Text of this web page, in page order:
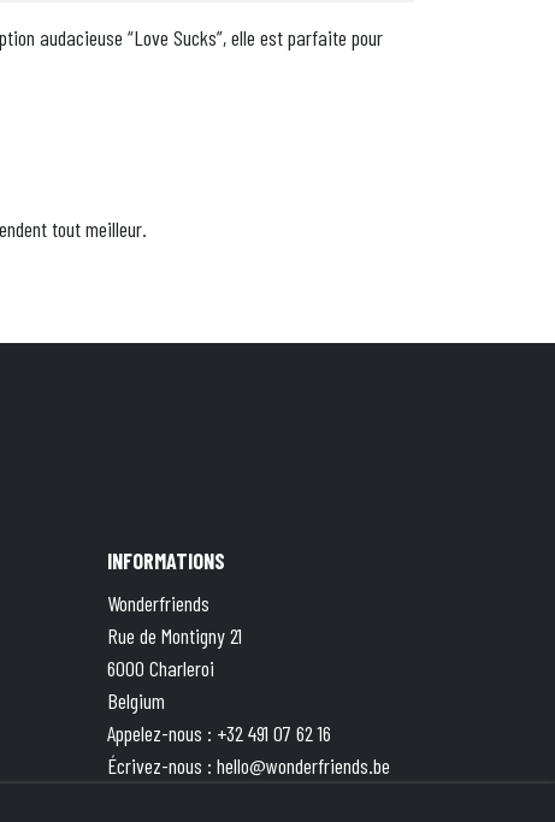
audacieuse “Love Sucks”, elle est parfaite pour
tout meilleur.
INFORMATIONS
Wonderfriends
Rue de Montigny 21
6000 Charleroi
Belgium
Appelez-nous : +32 491 07 62 16
Écrivez-nous : hello@wonderfriends.be